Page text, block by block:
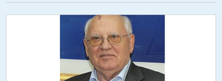
Je tiens également à signaler que Zemmour est CONTRE
toute intervention et l’a toujours clamer haut et fort.